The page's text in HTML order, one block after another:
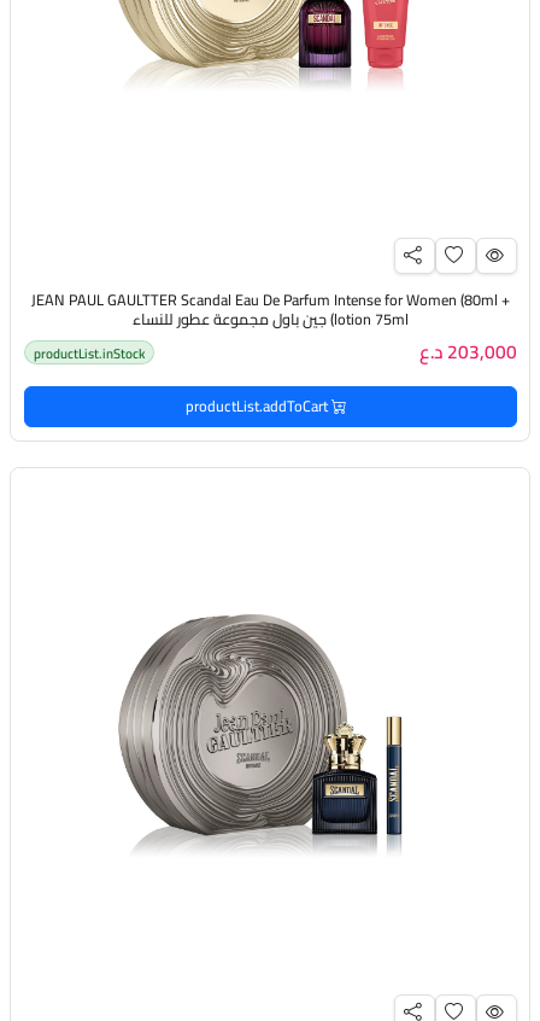
JEAN PAUL GAULTTER Scandal Eau De Parfum Intense for Women (80ml +
lotion 75ml) جين باول مجموعة عطور للنساء
203,000 د.ع productList.inStock
productList.addToCart